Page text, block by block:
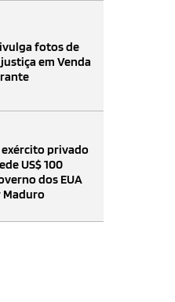
fotos de
em Venda
privado
US$ 100
dos EUA